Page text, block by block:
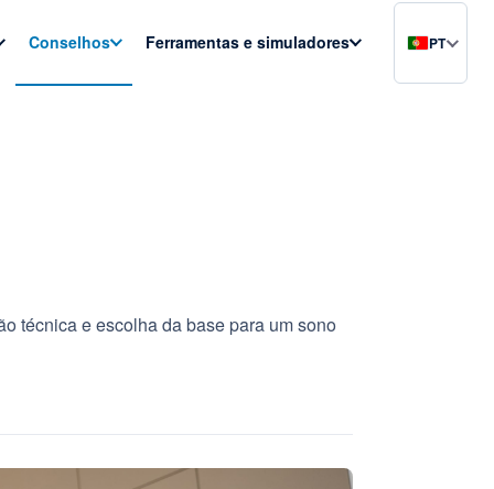
Conselhos Ferramentas e simuladores PT
técnica e escolha da base para um sono